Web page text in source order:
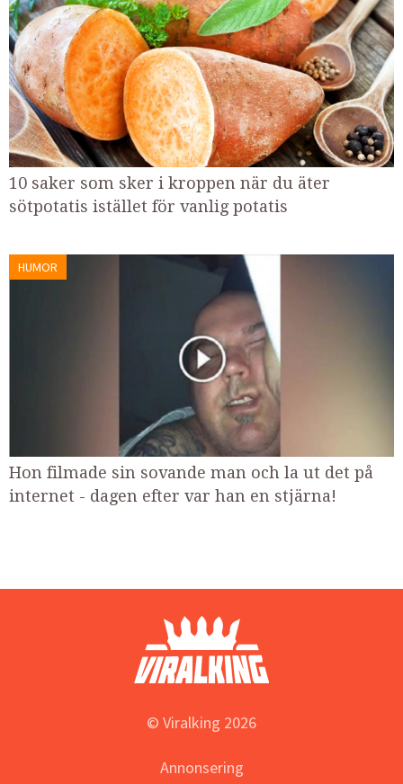
10 saker som sker i kroppen när du äter
sötpotatis istället för vanlig potatis
HUMOR
Hon filmade sin sovande man och la ut det på
internet - dagen efter var han en stjärna!
© Viralking 2026
Annonsering